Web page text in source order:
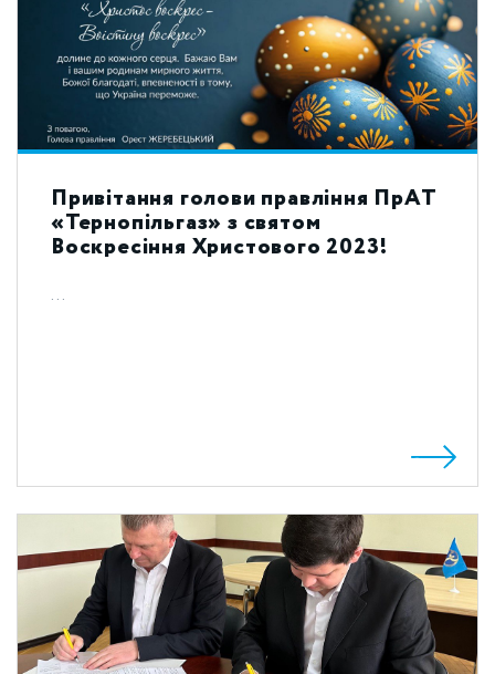
Привітання голови правління ПрАТ
«Тернопільгаз» з святом
Воскресіння Христового 2023!
...